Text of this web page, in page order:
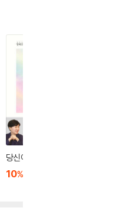
당신이 옳다
10%